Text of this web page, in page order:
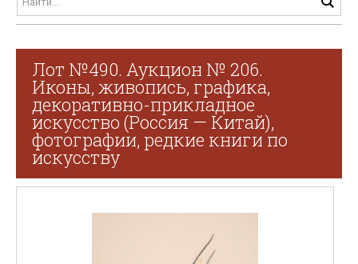
Лот №490. Аукцион № 206.
Иконы, живопись, графика,
декоративно-прикладное
искусство (Россия — Китай),
фотографии, редкие книги по
искусству